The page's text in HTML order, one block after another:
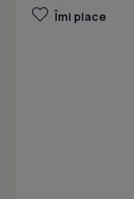
Îmi place